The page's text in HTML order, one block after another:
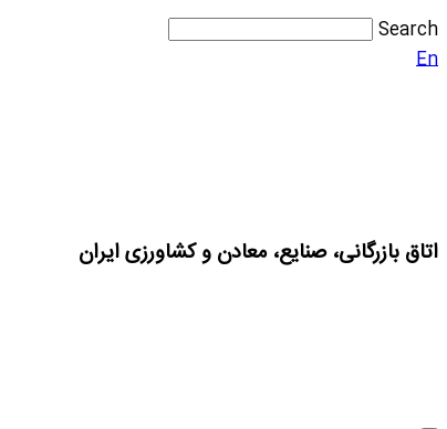
Search
En
اتاق بازرگانی، صنایع، معادن و کشاورزی ایران